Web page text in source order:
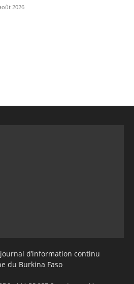
2026
d’information continu
du Burkina Faso